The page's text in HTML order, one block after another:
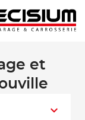
et